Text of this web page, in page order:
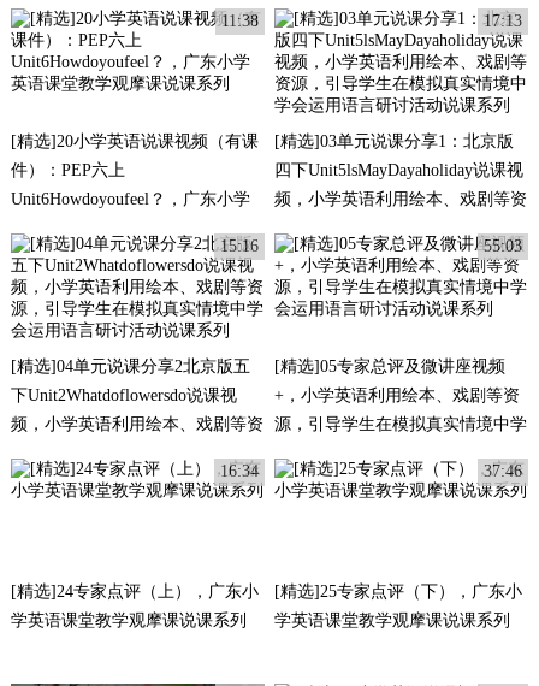
11:38
[精选]20小学英语说课视频（有课
件）：PEP六上
Unit6Howdoyoufeel？，广东小学
17:13
[精选]03单元说课分享1：北京版
四下Unit5lsMayDayaholiday说课视
频，小学英语利用绘本、戏剧等资
会运用语言研讨活动说课系列
15:16
[精选]04单元说课分享2北京版五
下Unit2Whatdoflowersdo说课视
频，小学英语利用绘本、戏剧等资
会运用语言研讨活动说课系列
55:03
[精选]05专家总评及微讲座视频
+，小学英语利用绘本、戏剧等资
源，引导学生在模拟真实情境中学
16:34
[精选]24专家点评（上），广东小
学英语课堂教学观摩课说课系列
37:46
[精选]25专家点评（下），广东小
学英语课堂教学观摩课说课系列